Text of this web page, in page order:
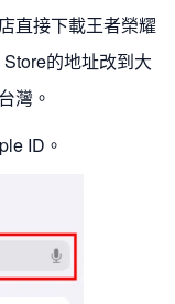
直接下載王者榮耀
的地址改到大
灣。
ID。